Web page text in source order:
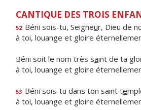
CANTIQUE DES TROIS
52 Béni sois-tu, Seigneur, Dieu de
à toi, louange et gloire
Béni soit le nom très saint de ta
à toi, louange et gloire
53 Béni sois-tu dans ton saint te
à toi, louange et gloire